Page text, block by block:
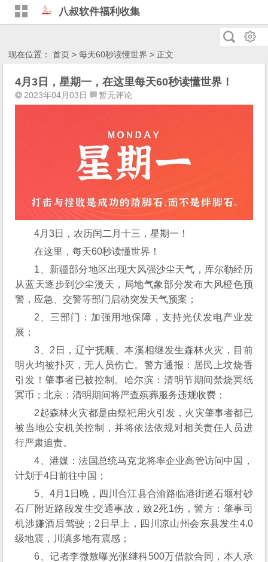
八叔软件福利收集
现在位置：首页 >每天60秒读懂世界 > 正文
4月3日，星期一，在这里每天60秒读懂世界！
2023年04月03日 暂无评论
4月3日，农历闰二月十三，星期一！
在这里，每天60秒读懂世界！
1、新疆部分地区出现大风强沙尘天气，库尔勒经历
从蓝天逐步到沙尘漫天，局地气象部分发布大风橙色预
警，应急、交警等部门启动突发天气预案；
2、三部门：加强用地保障，支持光伏发电产业发
展；
3、2日，辽宁抚顺、本溪相继发生森林火灾，目前
明火均被扑灭，无人员伤亡。警方通报：居民上坟烧香
引发！肇事者已被控制。哈尔滨：清明节期间禁烧冥纸
冥币；北京：清明期间将严查殡葬服务违规收费；
2起森林火灾都是由祭祀用火引发，火灾肇事者都已
被当地公安机关控制，并将依法依规对相关责任人员进
行严肃追责。
4、港媒：法国总统马克龙将率企业高管访问中国，
计划于4日前往中国；
5、4月1日晚，四川合江县合渝路临港街道石堰村砂
石厂附近路段发生交通事故，致2死1伤，警方：肇事司
机涉嫌酒后驾驶；2日早上，四川凉山州会东县发生4.0
级地震，川滇多地有震感；
6、记者李微敖曝光张继科500万借款合同，本人承